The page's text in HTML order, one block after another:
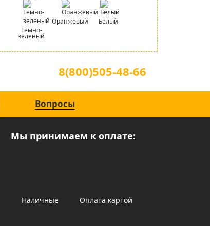
Темно-
зеленый
Оранжевый Белый
8(800)505-48-66
Вопросы
Мы принимаем к оплате:
Наличные Оплата картой